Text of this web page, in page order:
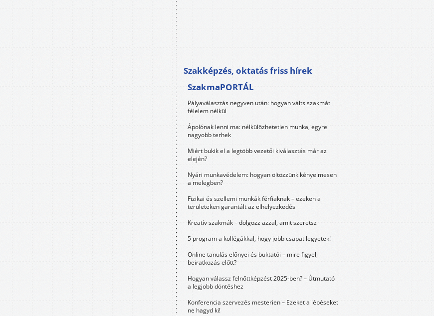
Szakképzés, oktatás friss hírek
SzakmaPORTÁL
Pályaválasztás negyven után: hogyan válts szakmát
félelem nélkül
Ápolónak lenni ma: nélkülözhetetlen munka, egyre
nagyobb terhek
Miért bukik el a legtöbb vezetői kiválasztás már az
elején?
Nyári munkavédelem: hogyan öltözzünk kényelmesen
a melegben?
Fizikai és szellemi munkák férfiaknak – ezeken a
területeken garantált az elhelyezkedés
Kreatív szakmák – dolgozz azzal, amit szeretsz
5 program a kollégákkal, hogy jobb csapat legyetek!
Online tanulás előnyei és buktatói – mire figyelj
beiratkozás előtt?
Hogyan válassz felnőttképzést 2025-ben? – Útmutató
a legjobb döntéshez
Konferencia szervezés mesterien – Ezeket a lépéseket
ne hagyd ki!